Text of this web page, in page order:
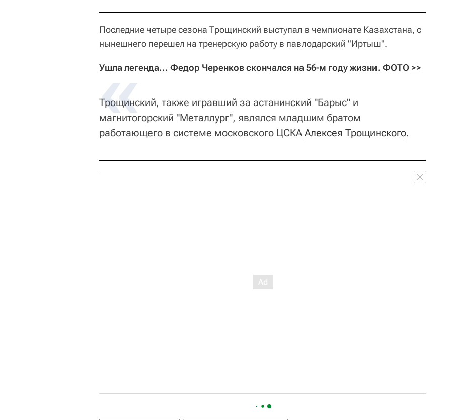
Последние четыре сезона Трощинский выступал в чемпионате Казахстана, с
нынешнего перешел на тренерскую работу в павлодарский "Иртыш".
Ушла легенда... Федор Черенков скончался на 56-м году жизни. ФОТО >>
Трощинский, также игравший за астанинский "Барыс" и
магнитогорский "Металлург", являлся младшим братом
работающего в системе московского ЦСКААлексея Трощинского.